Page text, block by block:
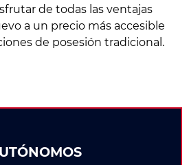
de todas las ventajas
a un precio más accesible
de posesión tradicional.